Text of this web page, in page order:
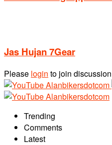
Jas Hujan 7Gear
Please login to join discussion
Trending
Comments
Latest